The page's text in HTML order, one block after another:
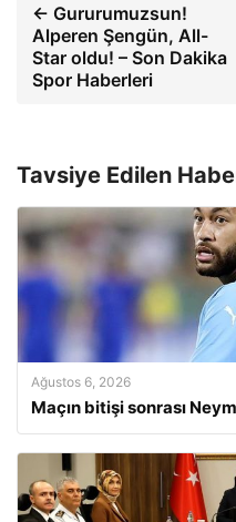
← Gururumuzsun!
Alperen Şengün, All-
Star oldu! – Son Dakika
Spor Haberleri
Tavsiye Edilen
Ağustos 6, 2026
Maçın bitişi sonrası